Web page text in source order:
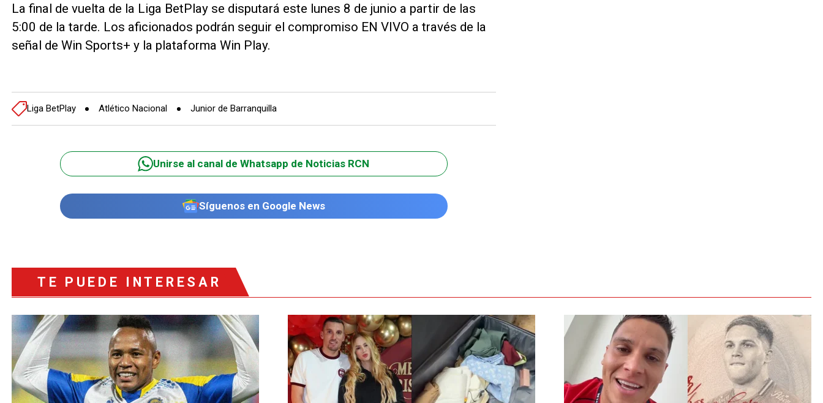
La final de vuelta de la Liga BetPlay se disputará este lunes 8 de junio a partir de las
5:00 de la tarde. Los aficionados podrán seguir el compromiso EN VIVO a través de la
señal de Win Sports+ y la plataforma Win Play.
Liga BetPlay Atlético Nacional Junior de Barranquilla
Unirse al canal de Whatsapp de Noticias RCN
Síguenos en Google News
TE PUEDE INTERESAR